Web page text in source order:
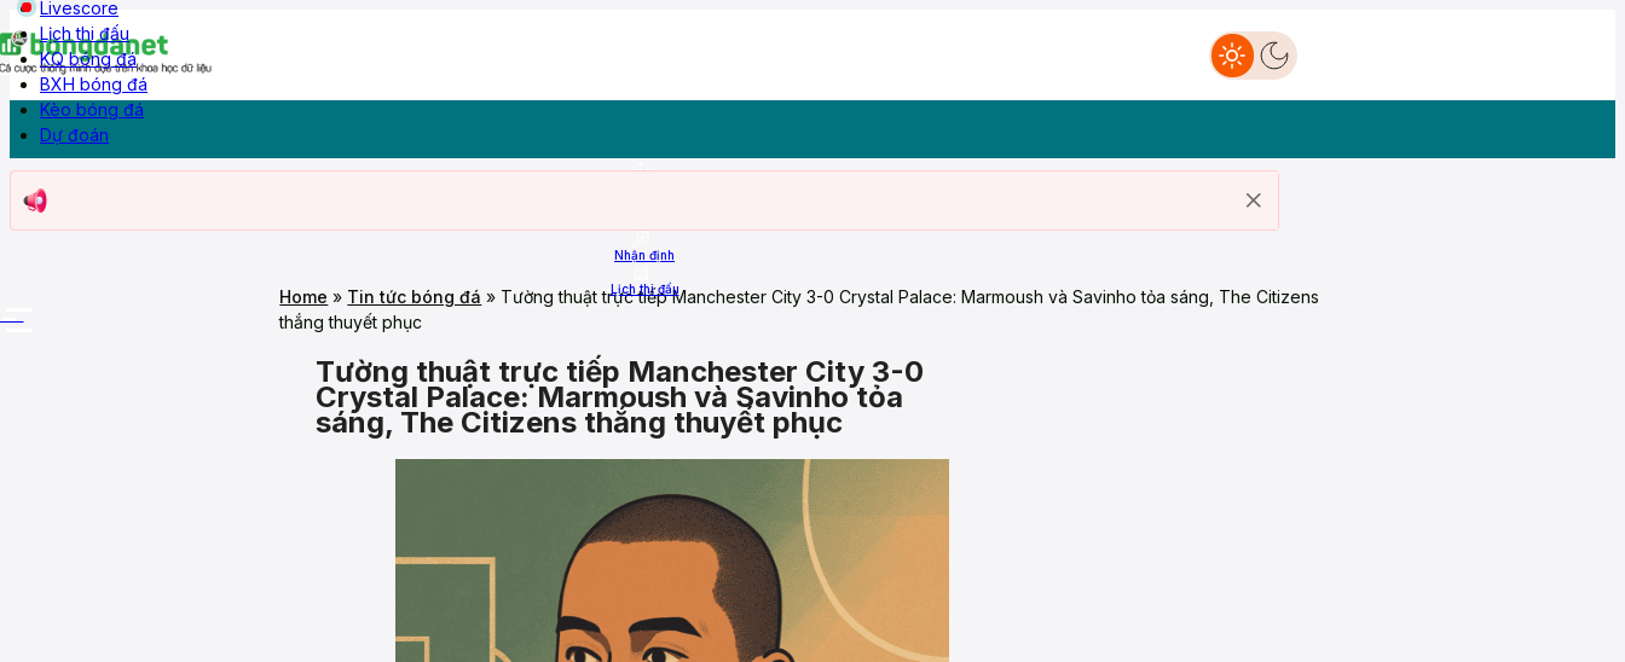
Livescore
Lịch thi đấu
KQ bóng đá
BXH bóng đá
Kèo bóng đá
Dự đoán
Nhận định
Lịch thi đấu
Nhận định Livescore
Home » Tin tức bóng đá » Tường thuật trực tiếp Manchester City 3-0 Crystal Palace: Marmoush và Savinho tỏa sáng, The Citizens
thắng thuyết phục
Tường thuật trực tiếp Manchester City 3-0
Crystal Palace: Marmoush và Savinho tỏa
sáng, The Citizens thắng thuyết phục